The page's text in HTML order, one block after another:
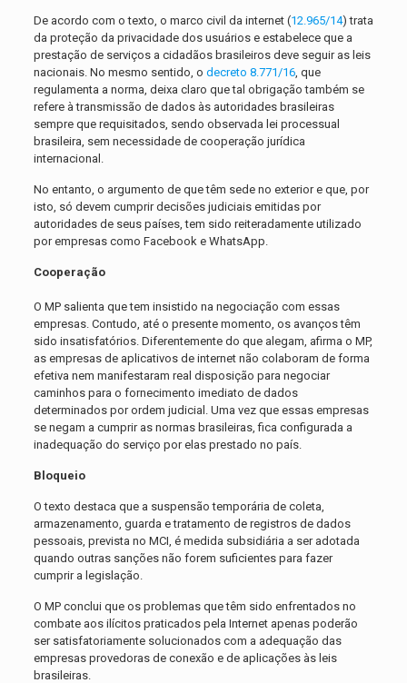
De acordo com o texto, o marco civil da internet (12.965/14) trata
da proteção da privacidade dos usuários e estabelece que a
prestação de serviços a cidadãos brasileiros deve seguir as leis
nacionais. No mesmo sentido, o decreto 8.771/16, que
regulamenta a norma, deixa claro que tal obrigação também se
refere à transmissão de dados às autoridades brasileiras
sempre que requisitados, sendo observada lei processual
brasileira, sem necessidade de cooperação jurídica
internacional.
No entanto, o argumento de que têm sede no exterior e que, por
isto, só devem cumprir decisões judiciais emitidas por
autoridades de seus países, tem sido reiteradamente utilizado
por empresas como Facebook e WhatsApp.
Cooperação
O MP salienta que tem insistido na negociação com essas
empresas. Contudo, até o presente momento, os avanços têm
sido insatisfatórios. Diferentemente do que alegam, afirma o MP,
as empresas de aplicativos de internet não colaboram de forma
efetiva nem manifestaram real disposição para negociar
caminhos para o fornecimento imediato de dados
determinados por ordem judicial. Uma vez que essas empresas
se negam a cumprir as normas brasileiras, fica configurada a
inadequação do serviço por elas prestado no país.
Bloqueio
O texto destaca que a suspensão temporária de coleta,
armazenamento, guarda e tratamento de registros de dados
pessoais, prevista no MCI, é medida subsidiária a ser adotada
quando outras sanções não forem suficientes para fazer
cumprir a legislação.
O MP conclui que os problemas que têm sido enfrentados no
combate aos ilícitos praticados pela Internet apenas poderão
ser satisfatoriamente solucionados com a adequação das
empresas provedoras de conexão e de aplicações às leis
brasileiras.